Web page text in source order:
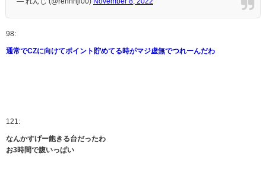
98:
通常でCZに向けてポイント貯めてる時がマジ虚無でつれーんだわ
121:
なんかすげー飽きる台だったわ
お3時間で腹いっぱい